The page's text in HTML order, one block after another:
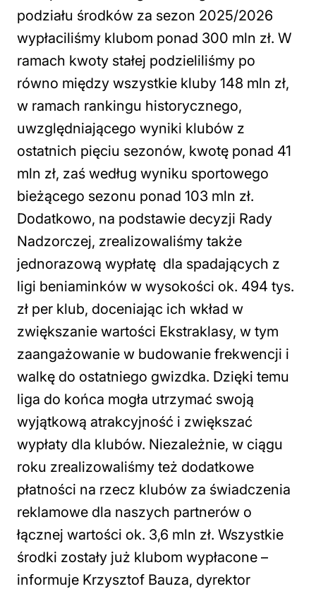
podziału środków za sezon 2025/2026
wypłaciliśmy klubom ponad 300 mln zł. W
ramach kwoty stałej podzieliliśmy po
równo między wszystkie kluby 148 mln zł,
w ramach rankingu historycznego,
uwzględniającego wyniki klubów z
ostatnich pięciu sezonów, kwotę ponad 41
mln zł, zaś według wyniku sportowego
bieżącego sezonu ponad 103 mln zł.
Dodatkowo, na podstawie decyzji Rady
Nadzorczej, zrealizowaliśmy także
jednorazową wypłatę dla spadających z
ligi beniaminków w wysokości ok. 494 tys.
zł per klub, doceniając ich wkład w
zwiększanie wartości Ekstraklasy, w tym
zaangażowanie w budowanie frekwencji i
walkę do ostatniego gwizdka. Dzięki temu
liga do końca mogła utrzymać swoją
wyjątkową atrakcyjność i zwiększać
wypłaty dla klubów. Niezależnie, w ciągu
roku zrealizowaliśmy też dodatkowe
płatności na rzecz klubów za świadczenia
reklamowe dla naszych partnerów o
łącznej wartości ok. 3,6 mln zł. Wszystkie
środki zostały już klubom wypłacone –
informuje Krzysztof Bauza, dyrektor